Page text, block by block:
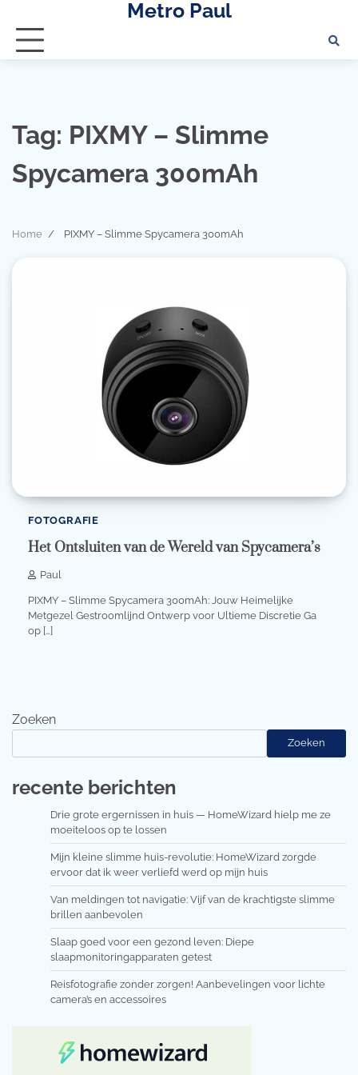
content
Metro Paul
Tag: PIXMY – Slimme
Spycamera 300mAh
Home PIXMY – Slimme Spycamera 300mAh
FOTOGRAFIE
Het Ontsluiten van de Wereld van Spycamera’s
Paul
PIXMY – Slimme Spycamera 300mAh: Jouw Heimelijke
Metgezel Gestroomlijnd Ontwerp voor Ultieme Discretie Ga
op […]
Zoeken
Zoeken
recente berichten
Drie grote ergernissen in huis — HomeWizard hielp me ze
moeiteloos op te lossen
Mijn kleine slimme huis-revolutie: HomeWizard zorgde
ervoor dat ik weer verliefd werd op mijn huis
Van meldingen tot navigatie: Vijf van de krachtigste slimme
brillen aanbevolen
Slaap goed voor een gezond leven: Diepe
slaapmonitoringapparaten getest
Reisfotografie zonder zorgen! Aanbevelingen voor lichte
camera’s en accessoires